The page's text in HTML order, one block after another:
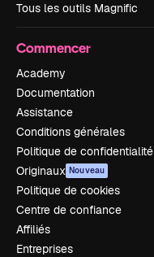
Tous les outils Magnific
Commencer
Academy
Documentation
Assistance
Conditions générales
Politique de confidentialité
Originaux Nouveau
Politique de cookies
Centre de confiance
Affiliés
Entreprises